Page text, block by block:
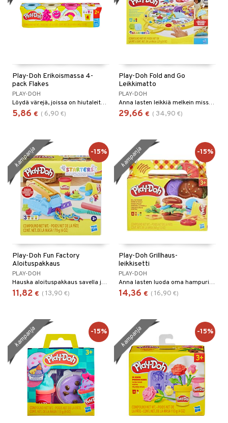
Play-Doh Erikoismassa 4-
pack Flakes
PLAY-DOH
Löydä värejä, joissa on hiutaleita, jotka luovat efektiä!
5,86 € ( 6,90 €)
Play-Doh Fold and Go
Leikkimatto
PLAY-DOH
Anna lasten leikkiä melkein missä tahansa Play-Doh Fold and Go -setillä!
29,66 € ( 34,90 €)
Play-Doh Fun Factory
Aloituspakkaus
PLAY-DOH
Hauska aloituspakkaus savella ja muoteilla.
11,82 € ( 13,90 €)
kampanja -15%
Play-Doh Grillhaus-
leikkisetti
PLAY-DOH
Anna lasten luoda oma hampurilaisensa savesta!
14,36 € ( 16,90 €)
kampanja -15%
kampanja -15% kampanja -15%